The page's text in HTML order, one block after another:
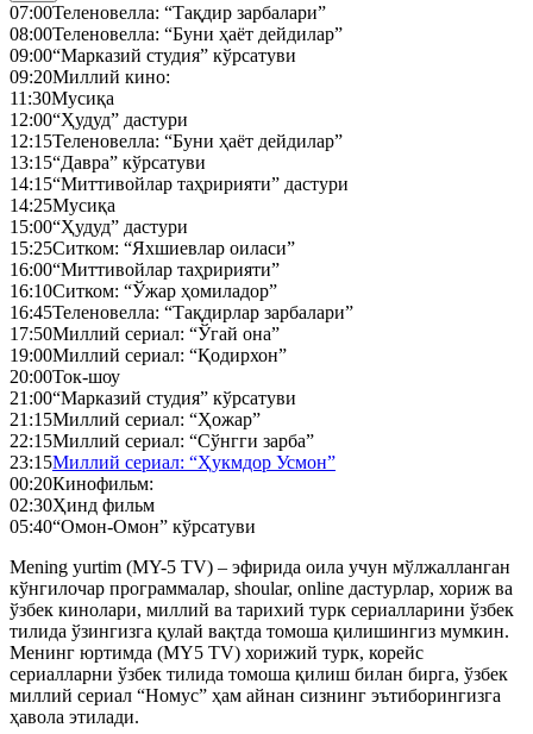
07:00Теленовелла: “Тақдир зарбалари”
08:00Теленовелла: “Буни ҳаёт дейдилар”
09:00“Марказий студия” кўрсатуви
09:20Миллий кино:
11:30Мусиқа
12:00“Ҳудуд” дастури
12:15Теленовелла: “Буни ҳаёт дейдилар”
13:15“Давра” кўрсатуви
14:15“Миттивойлар таҳририяти” дастури
14:25Мусиқа
15:00“Ҳудуд” дастури
15:25Ситком: “Яхшиевлар оиласи”
16:00“Миттивойлар таҳририяти”
16:10Ситком: “Ўжар ҳомиладор”
16:45Теленовелла: “Тақдирлар зарбалари”
17:50Миллий сериал: “Ўгай она”
19:00Миллий сериал: “Қодирхон”
20:00Ток-шоу
21:00“Марказий студия” кўрсатуви
21:15Миллий сериал: “Ҳожар”
22:15Миллий сериал: “Сўнгги зарба”
23:15Миллий сериал: “Ҳукмдор Усмон”
00:20Кинофильм:
02:30Ҳинд фильм
05:40“Омон-Омон” кўрсатуви
Mening yurtim (MY-5 TV) – эфирида оила учун мўлжалланган
кўнгилочар программалар, shoular, online дастурлар, хориж ва
ўзбек кинолари, миллий ва тарихий турк сериалларини ўзбек
тилида ўзингизга қулай вақтда томоша қилишингиз мумкин.
Менинг юртимда (MY5 TV) хорижий турк, корейс
сериалларни ўзбек тилида томоша қилиш билан бирга, ўзбек
миллий сериал “Номус” ҳам айнан сизнинг эътиборингизга
ҳавола этилади.